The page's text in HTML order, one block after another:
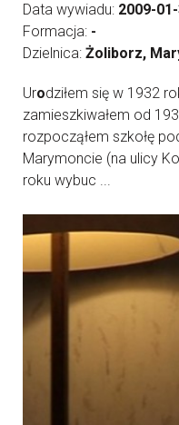
Data wywiadu: 2009-
Formacja: -
Dzielnica: Żoliborz,
Urodziłem się w 1932
zamieszkiwałem od
rozpocząłem szkołę
Marymoncie (na ulicy
roku wybuc ...